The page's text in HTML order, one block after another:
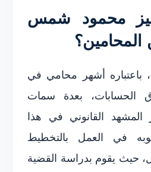
محمود شمس
أشهر محامي في
الحسابات، بعدة سمات
المشهد القانوني في هذا
في العمل بالتخطيط
حيث يقوم بدراسة القضية